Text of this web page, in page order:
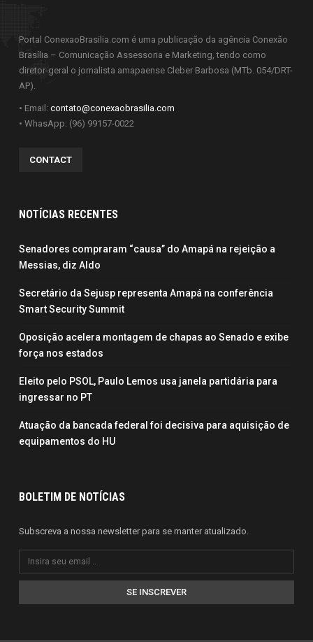
Portal ConexaoBrasilia.com é uma publicação da agência Conexão
Brasília – Comunicação Assessoria e Marketing, tendo como
diretor-geral o jornalista amapaense Cleber Barbosa (MTb. 054/DRT-
AP).
• Email: contato@conexaobrasilia.com
• WhasApp: (96) 99157-0022
CONTACT
NOTÍCIAS RECENTES
Senadores compraram “causa” do Amapá na rejeição a
Messias, diz Aldo
Secretário da Sejusp representa Amapá na conferência
Smart Security Summit
Oposição acelera montagem de chapas ao Senado e exibe
força nos estados
Eleito pelo PSOL, Paulo Lemos usa janela partidária para
ingressar no PT
Atuação da bancada federal foi decisiva para aquisição de
equipamentos do HU
BOLETIM DE NOTÍCIAS
Subscreva a nossa newsletter para se manter atualizado.
SE INSCREVER